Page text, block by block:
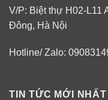
V/P: Biệt thự H02-L11
Đông, Hà Nội
Hotline/ Zalo:
TIN TỨC MỚI NHẤT